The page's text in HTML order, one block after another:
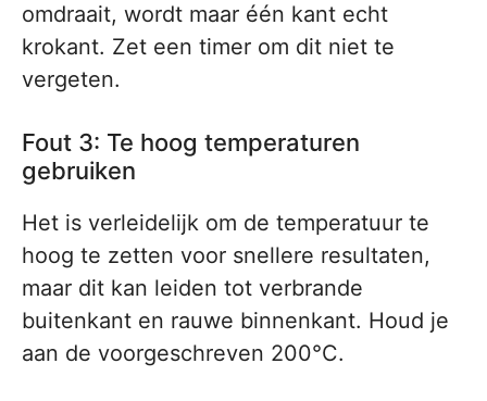
omdraait, wordt maar één kant echt
krokant. Zet een timer om dit niet te
vergeten.
Fout 3: Te hoog temperaturen
gebruiken
Het is verleidelijk om de temperatuur te
hoog te zetten voor snellere resultaten,
maar dit kan leiden tot verbrande
buitenkant en rauwe binnenkant. Houd je
aan de voorgeschreven 200°C.